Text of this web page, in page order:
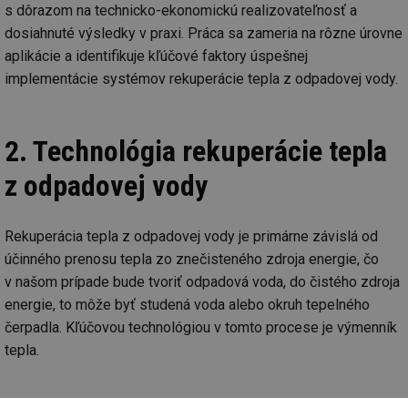
s dôrazom na technicko-ekonomickú realizovateľnosť a
dosiahnuté výsledky v praxi. Práca sa zameria na rôzne úrovne
aplikácie a identifikuje kľúčové faktory úspešnej
implementácie systémov rekuperácie tepla z odpadovej vody.
2. Technológia rekuperácie tepla
z odpadovej vody
Rekuperácia tepla z odpadovej vody je primárne závislá od
účinného prenosu tepla zo znečisteného zdroja energie, čo
v našom prípade bude tvoriť odpadová voda, do čistého zdroja
energie, to môže byť studená voda alebo okruh tepelného
čerpadla. Kľúčovou technológiou v tomto procese je výmenník
tepla.